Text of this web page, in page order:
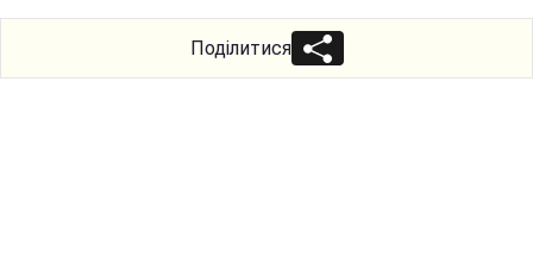
Поділитися